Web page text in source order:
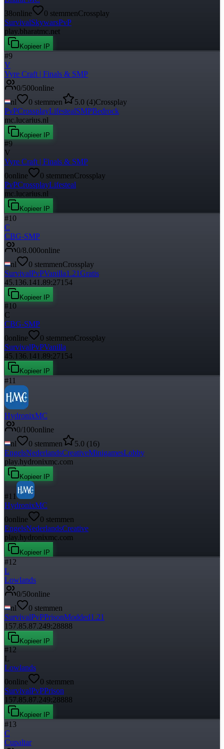
38online 0 stemmenCrossplay
SurvivalSkywarsPvP
play.bharatmc.net
Kopieer IP
#9
V
Vyre Craft | Finals & SMP
0/500online
nl
0 stemmen 5.0 (4)Crossplay
PvPCrossplayLifestealSMPBedrock
mc.lucarius.nl
Kopieer IP
#9
V
Vyre Craft | Finals & SMP
0online 0 stemmenCrossplay
PvPCrossplayLifesteal
mc.lucarius.nl
Kopieer IP
#10
C
CBG-SMP
0/8.000online
nl
0 stemmenCrossplay
SurvivalPvPVanilla1.21Gratis
45.136.141.89:27154
Kopieer IP
#10
C
CBG-SMP
0online 0 stemmenCrossplay
SurvivalPvPVanilla
45.136.141.89:27154
Kopieer IP
#11
HydronixMC
0/100online
nl
0 stemmen 5.0 (16)
EngelsNederlandsCreativeMinigamesLobby
play.hydronixmc.com
Kopieer IP
#11
HydronixMC
0online 0 stemmen
EngelsNederlandsCreative
play.hydronixmc.com
Kopieer IP
#12
L
Lowlands
0/50online
nl
0 stemmen
SurvivalPvPPrisonModded1.21
157.85.87.249:28888
Kopieer IP
#12
L
Lowlands
0online 0 stemmen
SurvivalPvPPrison
157.85.87.249:28888
Kopieer IP
#13
C
Cupaltar